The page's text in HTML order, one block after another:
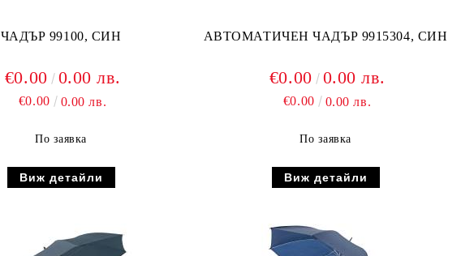
ЧАДЪР 99100, СИН
€0.00 0.00 лв.
€0.00 0.00 лв.
По заявка
Виж детайли
АВТОМАТИЧЕН ЧАДЪР 9915304, СИН
€0.00 0.00 лв.
€0.00 0.00 лв.
По заявка
Виж детайли